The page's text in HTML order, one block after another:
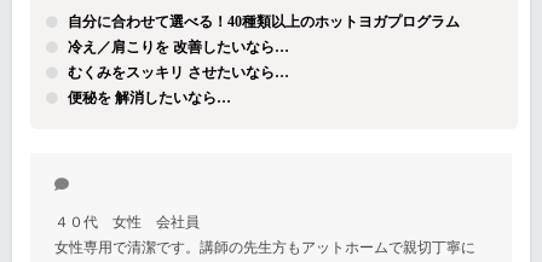
自分に合わせて選べる！40種類以上のホットヨガプログラム
冷え／肩こりを 改善したいなら…
むくみをスッキリ させたいなら…
便秘を 解消したいなら…
４０代 女性 会社員
女性専用で清潔です。講師の先生方もアットホームで親切丁寧に